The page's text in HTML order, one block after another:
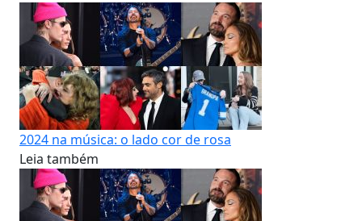
2024 na música: o lado cor de rosa
Leia também